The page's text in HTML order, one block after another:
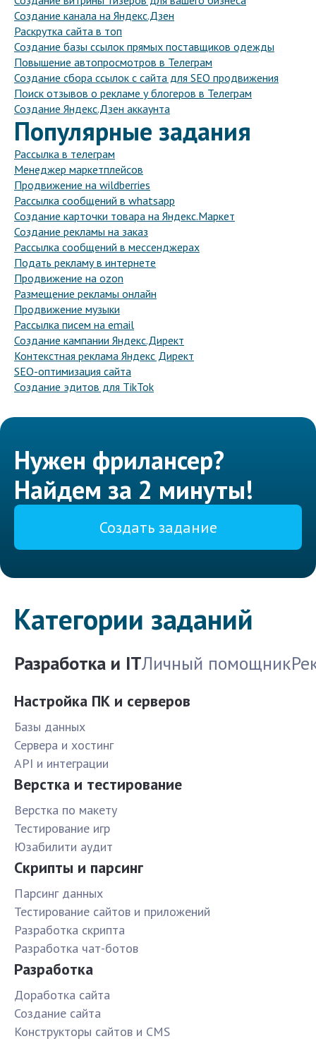
Создание канала на Яндекс.Дзен
Раскрутка сайта в топ
Создание базы ссылок прямых поставщиков одежды
Повышение автопросмотров в Телеграм
Создание сбора ссылок с сайта для SEO продвижения
Поиск отзывов о рекламе у блогеров в Телеграм
Создание Яндекс.Дзен аккаунта
Популярные задания
Рассылка в телеграм
Менеджер маркетплейсов
Продвижение на wildberries
Рассылка сообщений в whatsapp
Создание карточки товара на Яндекс.Маркет
Создание рекламы на заказ
Рассылка сообщений в мессенджерах
Подать рекламу в интернете
Продвижение на ozon
Размещение рекламы онлайн
Продвижение музыки
Рассылка писем на email
Создание кампании Яндекс.Директ
Контекстная реклама Яндекс Директ
SEO-оптимизация сайта
Создание эдитов для TikTok
Нужен фрилансер?
Найдем за 2 минуты!
Создать задание
Категории заданий
Разработка и ITЛичный помощник
Настройка ПК и серверов
Базы данных
Сервера и хостинг
API и интеграции
Верстка и тестирование
Верстка по макету
Тестирование игр
Юзабилити аудит
Скрипты и парсинг
Парсинг данных
Тестирование сайтов и приложений
Разработка скрипта
Разработка чат-ботов
Разработка
Доработка сайта
Создание сайта
Конструкторы сайтов и CMS